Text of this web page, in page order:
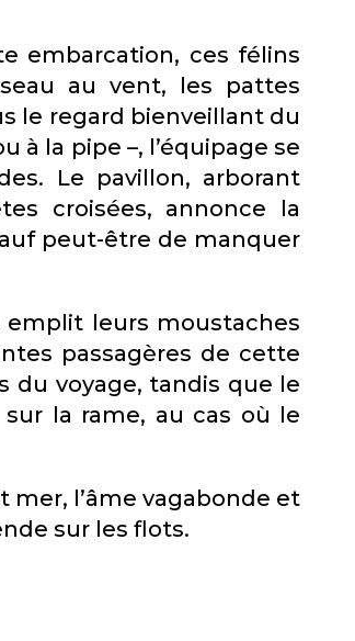
embarcation, ces félins
au vent, les pattes
le regard bienveillant du
à la pipe –, l’équipage se
Le pavillon, arborant
croisées, annonce la
peut-être de manquer
emplit leurs moustaches
passagères de cette
du voyage, tandis que le
la rame, au cas où le
l’âme vagabonde et
sur les flots.